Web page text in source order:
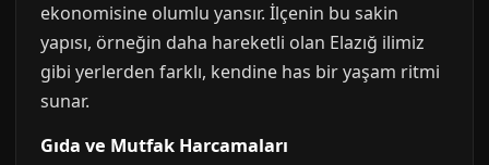
ekonomisine olumlu yansır. İlçenin bu sakin
yapısı, örneğin daha hareketli olan Elazığ ilimiz
gibi yerlerden farklı, kendine has bir yaşam ritmi
sunar.
Gıda ve Mutfak Harcamaları